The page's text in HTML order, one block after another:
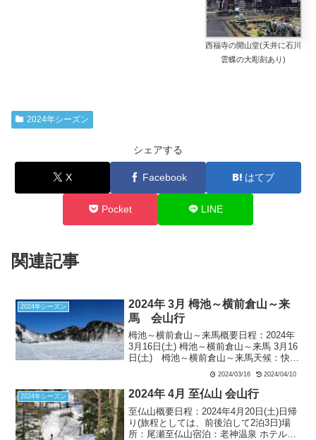
西福寺の開山堂(天井に石川
雲蝶の大彫刻あり)
2024年シーズン
シェアする
X Facebook はてブ
Pocket LINE
関連記事
2024年シーズン
2024年 3月 栂池～横前倉山～来
馬 会山行
栂池～横前倉山～来馬概要日程：2024年
3月16日(土) 栂池～横前倉山～来馬 3月16
日(土) 栂池～横前倉山～来馬天候：快晴
参加者：角田(L)、安尾(記録)栂池スキー
場トップ出発8:40…天狗原北東端の唐松
沢エントリポイント10:50...
2024/03/16 2024/04/10
2024年シーズン 2024年 4月 至仏山 会山行
至仏山概要日程：2024年4月20日(土)日帰
り(旅程としては、前後泊して2泊3日)場
所：尾瀬至仏山宿泊：老神温泉 ホテル山